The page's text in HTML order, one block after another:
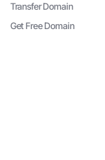
Transfer Domain
Get Free Domain